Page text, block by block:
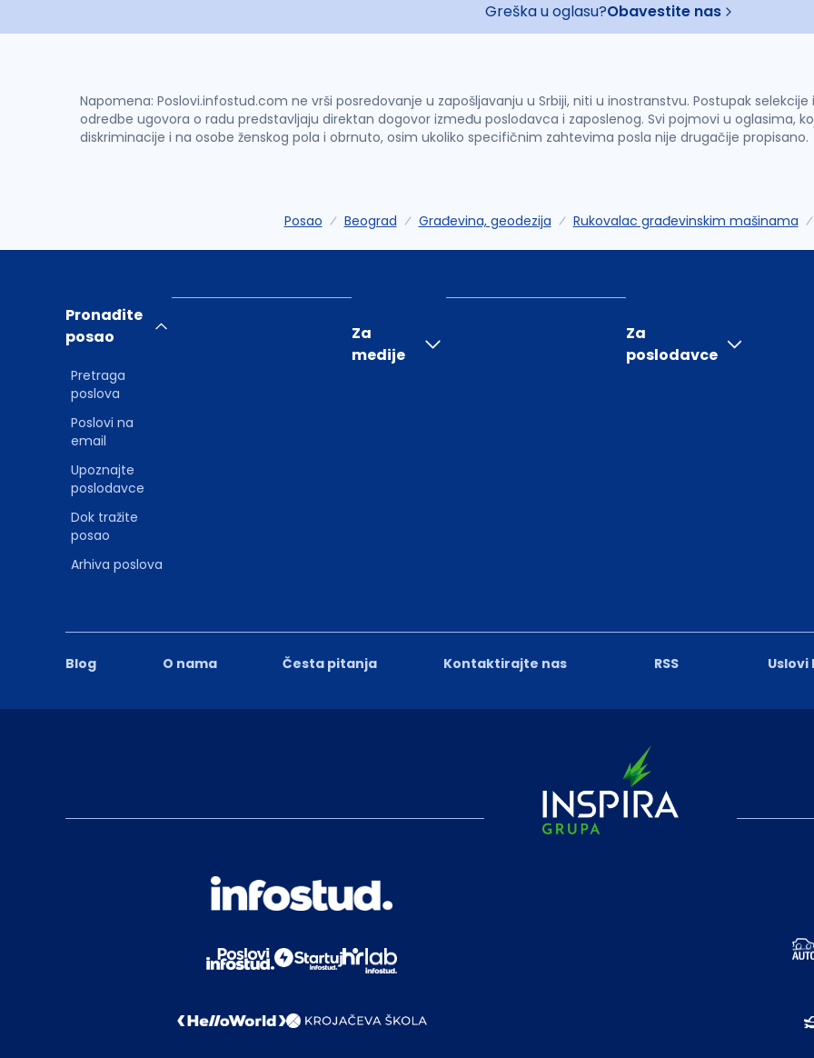
Greška u oglasu?Obavestite nas
Napomena: Poslovi.infostud.com ne vrši posredovanje u zapošljavanju u Srbiji, niti u inostranstvu. Postupak
odredbe ugovora o radu predstavljaju direktan dogovor između poslodavca i zaposlenog. Svi pojmovi u oglasima,
diskriminacije i na osobe ženskog pola i obrnuto, osim ukoliko specifičnim zahtevima posla nije drugačije propisano.
Posao Beograd Građevina, geodezija Rukovalac građevinskim mašinama
Blog O nama Česta pitanja Kontaktirajte nas RSS
Pronađite
posao
Pretraga
poslova
Poslovi na
email
Upoznajte
poslodavce
Dok tražite
posao
Arhiva poslova
Za
medije
Za
poslodavce